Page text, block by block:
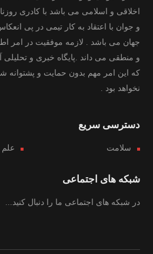
اخلاقی و اسلامی می باشد با کادری
و جوان با اعتقاد به کار تیمی در پی
جهان می باشد . لازمه موفقیت در امر
و منطقی می داند .پایگاه خبری و
که این امر مهم بدون حمایت و پشتوانه
نخواهد بود .
دسترسی سریع
سلامت علم
شبکه های اجتماعی
در شبکه های اجتماعی ما را دنبال کنید...